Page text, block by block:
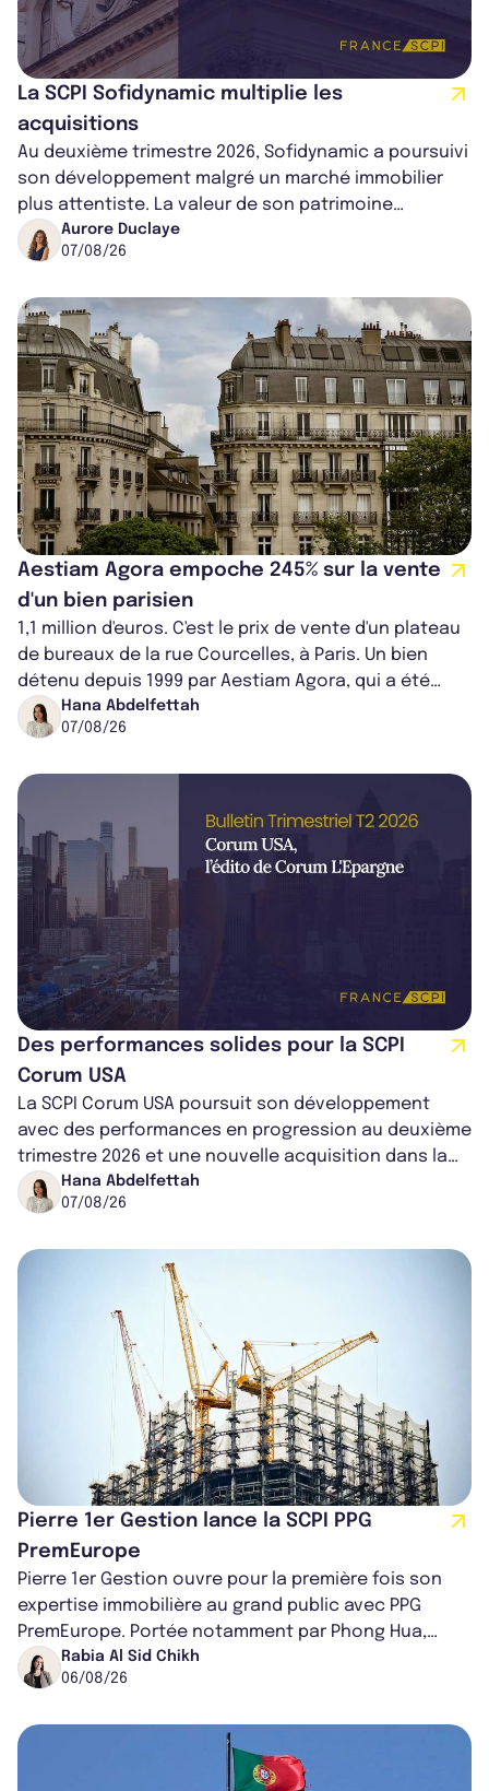
La SCPI Sofidynamic multiplie les
acquisitions
Au deuxième trimestre 2026, Sofidynamic a poursuivi
son développement malgré un marché immobilier
plus attentiste. La valeur de son patrimoine
progresse de 3,8% à périmètre constan...
Aurore Duclaye
07/08/26
Aestiam Agora empoche 245% sur la vente
d'un bien parisien
1,1 million d'euros. C'est le prix de vente d'un plateau
de bureaux de la rue Courcelles, à Paris. Un bien
détenu depuis 1999 par Aestiam Agora, qui a été
cédé avec une plus-value...
Hana Abdelfettah
07/08/26
Des performances solides pour la SCPI
Corum USA
La SCPI Corum USA poursuit son développement
avec des performances en progression au deuxième
trimestre 2026 et une nouvelle acquisition dans la
région de Chicago. Entre hausse de...
Hana Abdelfettah
07/08/26
Pierre 1er Gestion lance la SCPI PPG
PremEurope
Pierre 1er Gestion ouvre pour la première fois son
expertise immobilière au grand public avec PPG
PremEurope. Portée notamment par Phong Hua,
ancien directeur des investissements d...
Rabia Al Sid Chikh
06/08/26